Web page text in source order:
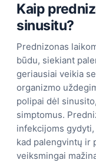
Kaip
sinusitu?
Prednizonas
būdu, siekiant
geriausiai veikia
organizmo
polipai dėl
simptomus.
infekcijoms
kad palengvintų ir
veiksmingai